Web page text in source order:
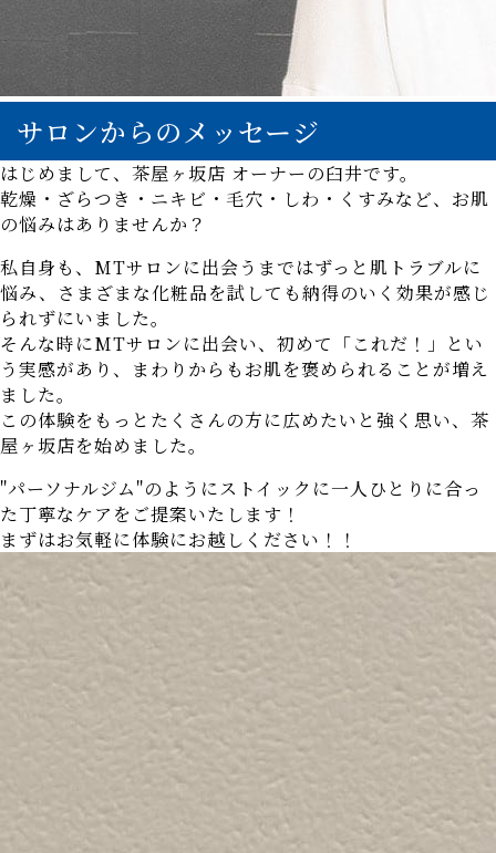
サロンからのメッセージ
はじめまして、茶屋ヶ坂店 オーナーの臼井です。
乾燥・ざらつき・ニキビ・毛穴・しわ・くすみなど、お肌
の悩みはありませんか？
私自身も、MTサロンに出会うまではずっと肌トラブルに
悩み、さまざまな化粧品を試しても納得のいく効果が感じ
られずにいました。
そんな時にMTサロンに出会い、初めて「これだ！」とい
う実感があり、まわりからもお肌を褒められることが増え
ました。
この体験をもっとたくさんの方に広めたいと強く思い、茶
屋ヶ坂店を始めました。
"パーソナルジム"のようにストイックに一人ひとりに合っ
た丁寧なケアをご提案いたします！
まずはお気軽に体験にお越しください！！